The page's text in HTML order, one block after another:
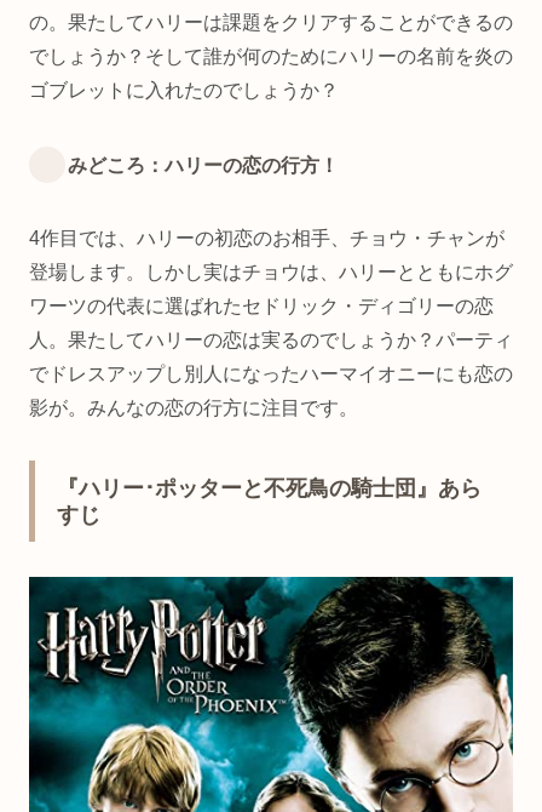
の。果たしてハリーは課題をクリアすることができるの
でしょうか？そして誰が何のためにハリーの名前を炎の
ゴブレットに入れたのでしょうか？
みどころ：ハリーの恋の行方！
4作目では、ハリーの初恋のお相手、チョウ・チャンが
登場します。しかし実はチョウは、ハリーとともにホグ
ワーツの代表に選ばれたセドリック・ディゴリーの恋
人。果たしてハリーの恋は実るのでしょうか？パーティ
でドレスアップし別人になったハーマイオニーにも恋の
影が。みんなの恋の行方に注目です。
『ハリー･ポッターと不死鳥の騎士団』あら
すじ